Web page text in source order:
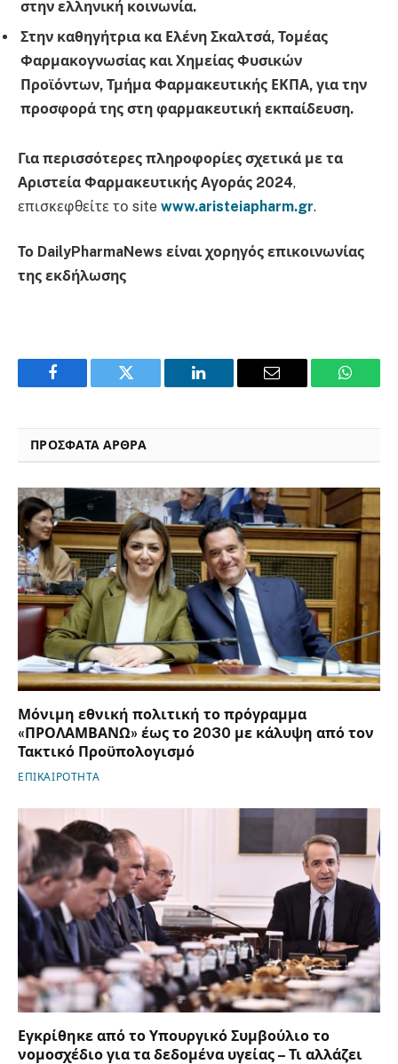
στην ελληνική κοινωνία.
Στην καθηγήτρια κα Ελένη Σκαλτσά, Τομέας
Φαρμακογνωσίας και Χημείας Φυσικών
Προϊόντων, Τμήμα Φαρμακευτικής ΕΚΠΑ, για την
προσφορά της στη φαρμακευτική εκπαίδευση.
Για περισσότερες πληροφορίες σχετικά με τα
Αριστεία Φαρμακευτικής Αγοράς 2024,
επισκεφθείτε το site www.aristeiapharm.gr.
Το DailyPharmaNews είναι χορηγός επικοινωνίας
της εκδήλωσης
Facebook Twitter LinkedIn Email
ΠΡΟΣΦΑΤΑ ΑΡΘΡΑ
Μόνιμη εθνική πολιτική το πρόγραμμα
«ΠΡΟΛΑΜΒΑΝΩ» έως το 2030 με κάλυψη από τον
Τακτικό Προϋπολογισμό
ΕΠΙΚΑΙΡΟΤΗΤΑ
Εγκρίθηκε από το Υπουργικό Συμβούλιο το
νομοσχέδιο για τα δεδομένα υγείας – Τι αλλάζει